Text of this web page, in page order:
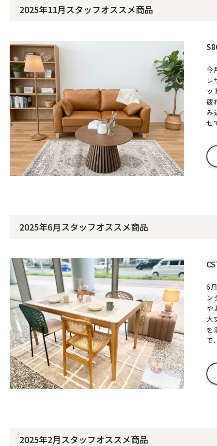
2025年11月スタッフオススメ商品
今
レ
ッ
疲
み
せ
2025年6月スタッフオススメ商品
6
ン
や
大
を
で
2025年2月スタッフオススメ商品